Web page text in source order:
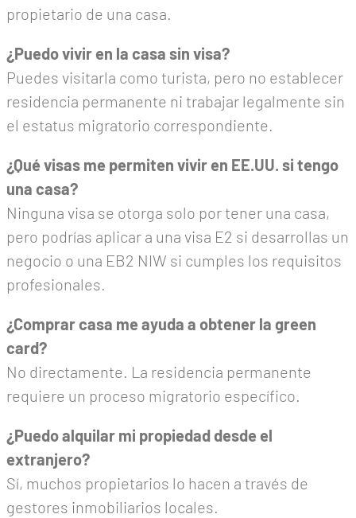
propietario de una casa.
¿Puedo vivir en la casa sin visa?
Puedes visitarla como turista, pero no establecer
residencia permanente ni trabajar legalmente sin
el estatus migratorio correspondiente.
¿Qué visas me permiten vivir en EE.UU. si tengo
una casa?
Ninguna visa se otorga solo por tener una casa,
pero podrías aplicar a una visa E2 si desarrollas un
negocio o una EB2 NIW si cumples los requisitos
profesionales.
¿Comprar casa me ayuda a obtener la green
card?
No directamente. La residencia permanente
requiere un proceso migratorio específico.
¿Puedo alquilar mi propiedad desde el
extranjero?
Sí, muchos propietarios lo hacen a través de
gestores inmobiliarios locales.